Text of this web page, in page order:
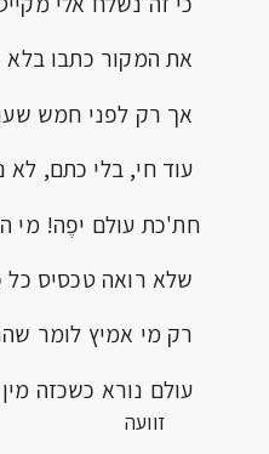
את המקור כתבו בלא
אך רק לפני חמש שעות
עוד חי, בלי כתם, לא
חת'כת עולם יפֶה! מי
שלא רואה טכסיס כל
רק מי אמיץ לומר
עולם נורא כשכזה
זוועה